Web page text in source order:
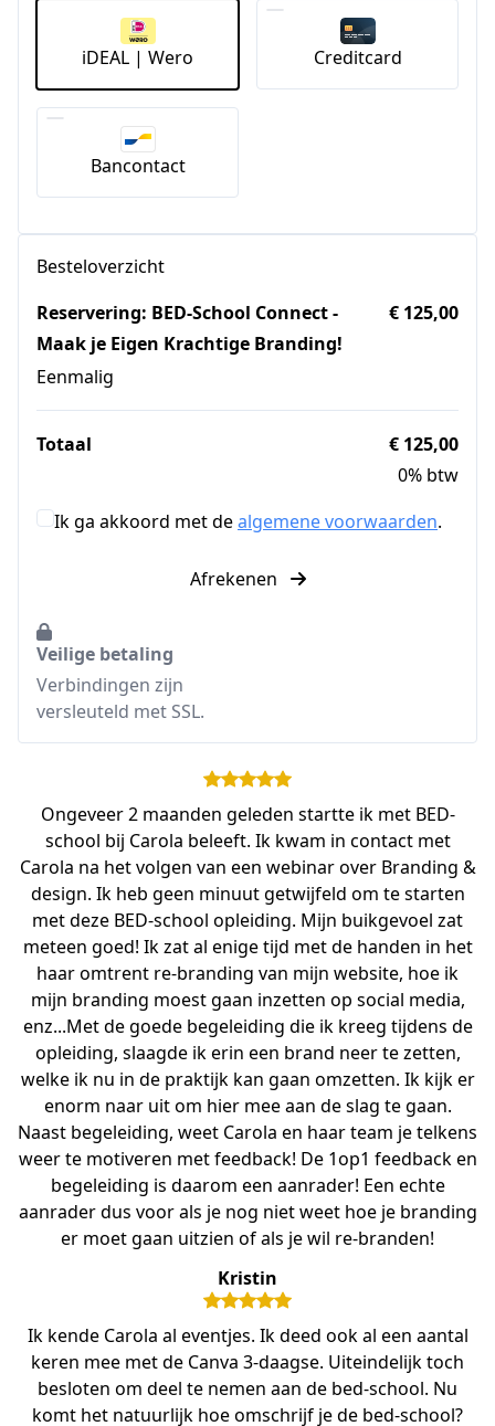
iDEAL | Wero Creditcard
Bancontact
Besteloverzicht
Reservering: BED-School Connect -
Maak je Eigen Krachtige Branding!
Eenmalig
€ 125,00
Totaal
€ 125,00
0% btw
Ik ga akkoord met dealgemene voorwaarden.
Afrekenen
Veilige betaling
Verbindingen zijn
versleuteld met SSL.
Ongeveer 2 maanden geleden startte ik met BED-
school bij Carola beleeft. Ik kwam in contact met
Carola na het volgen van een webinar over Branding &
design. Ik heb geen minuut getwijfeld om te starten
met deze BED-school opleiding. Mijn buikgevoel zat
meteen goed! Ik zat al enige tijd met de handen in het
haar omtrent re-branding van mijn website, hoe ik
mijn branding moest gaan inzetten op social media,
enz...Met de goede begeleiding die ik kreeg tijdens de
opleiding, slaagde ik erin een brand neer te zetten,
welke ik nu in de praktijk kan gaan omzetten. Ik kijk er
enorm naar uit om hier mee aan de slag te gaan.
Naast begeleiding, weet Carola en haar team je telkens
weer te motiveren met feedback! De 1op1 feedback en
begeleiding is daarom een aanrader! Een echte
aanrader dus voor als je nog niet weet hoe je branding
er moet gaan uitzien of als je wil re-branden!
Kristin
Ik kende Carola al eventjes. Ik deed ook al een aantal
keren mee met de Canva 3-daagse. Uiteindelijk toch
besloten om deel te nemen aan de bed-school. Nu
komt het natuurlijk hoe omschrijf je de bed-school?